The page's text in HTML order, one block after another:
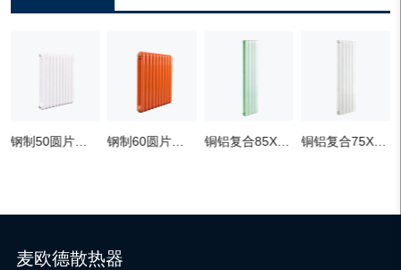
钢制50圆片头散热器集中供暖家用 钢制60圆片头散热器 农村冬季采暖专用 铜铝复合85X75散热器 家用 暖气片 操作简便 铜铝复合75X75散热器水暖散热器铜铝复合暖气片
麦欧德散热器